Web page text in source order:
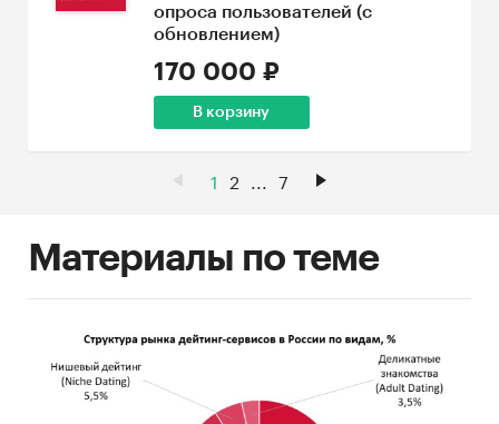
опроса пользователей (с
обновлением)
170 000 ₽
В корзину
1 2 ... 7
Материалы по теме